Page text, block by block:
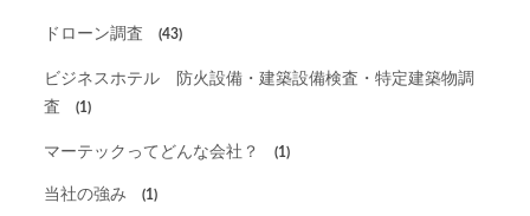
ドローン調査 (43)
ビジネスホテル 防火設備・建築設備検査・特定建築物調
査
(1)
マーテックってどんな会社？ (1)
当社の強み (1)